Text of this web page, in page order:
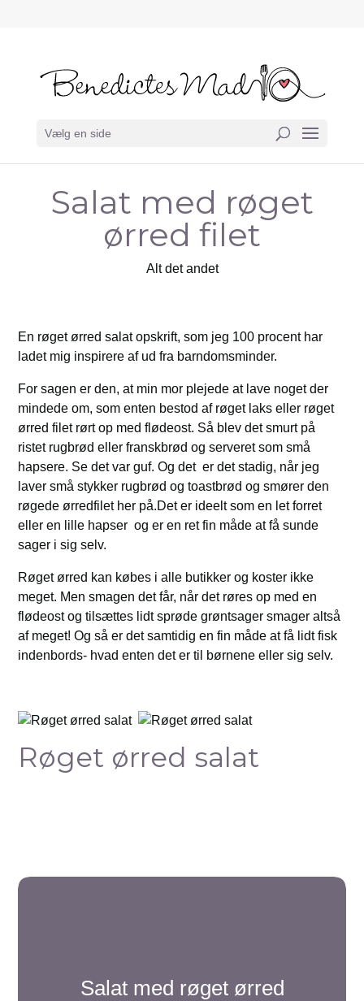
Vælg en side
Salat med røget
ørred filet
Alt det andet
En røget ørred salat opskrift, som jeg 100 procent har
ladet mig inspirere af ud fra barndomsminder.
For sagen er den, at min mor plejede at lave noget der
mindede om, som enten bestod af røget laks eller røget
ørred filet rørt op med flødeost. Så blev det smurt på
ristet rugbrød eller franskbrød og serveret som små
hapsere. Se det var guf. Og det er det stadig, når jeg
laver små stykker rugbrød og toastbrød og smører den
røgede ørredfilet her på.Det er ideelt som en let forret
eller en lille hapser og er en ret fin måde at få sunde
sager i sig selv.
Røget ørred kan købes i alle butikker og koster ikke
meget. Men smagen det får, når det røres op med en
flødeost og tilsættes lidt sprøde grøntsager smager altså
af meget! Og så er det samtidig en fin måde at få lidt fisk
indenbords- hvad enten det er til børnene eller sig selv.
Røget ørred salat
Salat med røget ørred